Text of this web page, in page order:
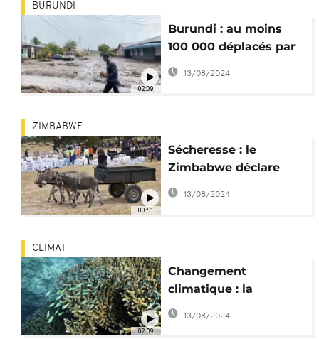
02:09
BURUNDI
Burundi : au moins
100 000 déplacés par
les pluies et
13/08/2024
00:51
ZIMBABWE
Sécheresse : le
Zimbabwe déclare
l'état de catastrophe
13/08/2024
02:09
CLIMAT
Changement
climatique : la
température des
océans plus haute que
13/08/2024